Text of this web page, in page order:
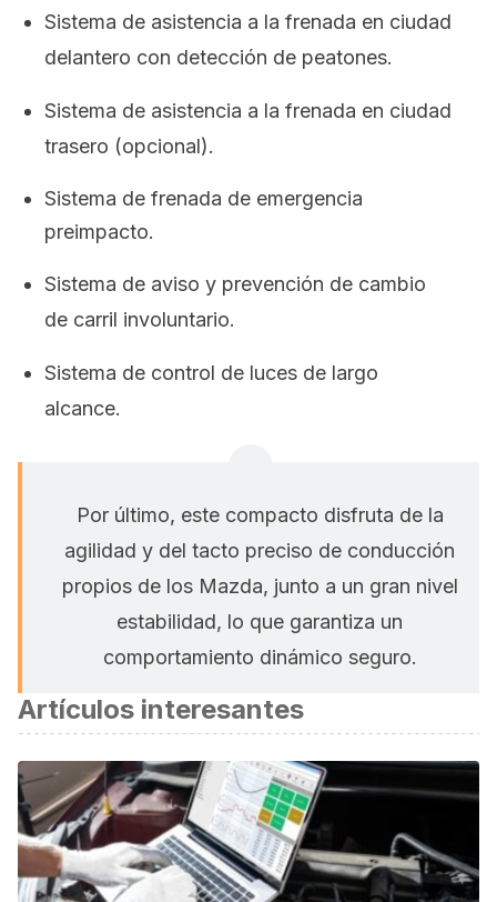
Sistema de asistencia a la frenada en ciudad
delantero con detección de peatones.
Sistema de asistencia a la frenada en ciudad
trasero (opcional).
Sistema de frenada de emergencia
preimpacto.
Sistema de aviso y prevención de cambio
de carril involuntario.
Sistema de control de luces de largo
alcance.
Por último, este compacto disfruta de la
agilidad y del tacto preciso de conducción
propios de los Mazda, junto a un gran nivel
estabilidad, lo que garantiza un
comportamiento dinámico seguro.
Artículos interesantes